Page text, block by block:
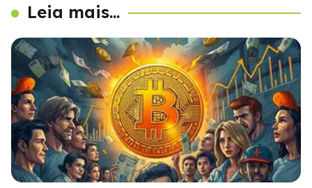
Leia mais...